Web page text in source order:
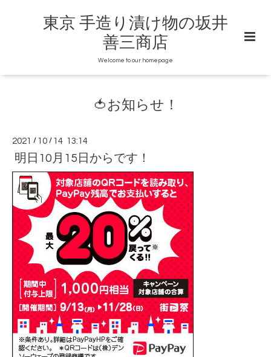
東京 手造り漬け物の坂井
善三商店
Welcome to our homepage
🍅お知らせ！
2021 / 10 / 14 13:14
明日10月15日からです！